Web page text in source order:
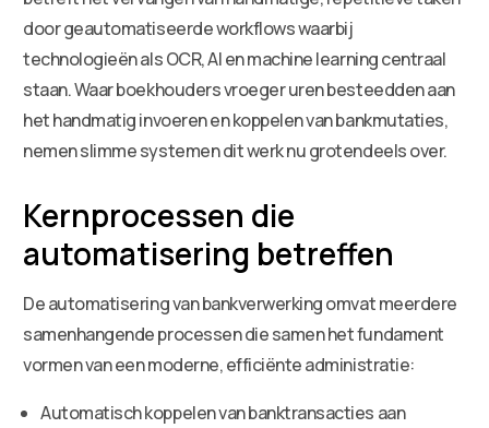
door geautomatiseerde workflows waarbij
technologieën als OCR, AI en machine learning centraal
staan. Waar boekhouders vroeger uren besteedden aan
het handmatig invoeren en koppelen van bankmutaties,
nemen slimme systemen dit werk nu grotendeels over.
Kernprocessen die
automatisering betreffen
De automatisering van bankverwerking omvat meerdere
samenhangende processen die samen het fundament
vormen van een moderne, efficiënte administratie:
Automatisch koppelen van banktransacties aan